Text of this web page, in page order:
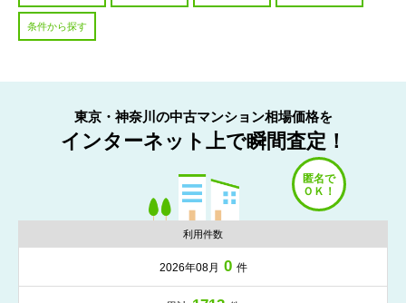
条件から探す
東京・神奈川の中古マンション相場価格を
インターネット上で瞬間査定！
利用件数
2026年08月 0 件